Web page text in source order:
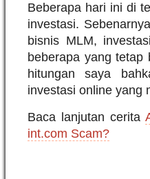
Beberapa hari ini di
investasi.
bisnis MLM,
beberapa yang tetap
hitungan saya
investasi online yang
Baca lanjutan cerita
int.com Scam?